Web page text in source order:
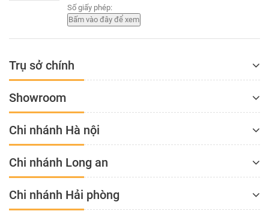
Số giấy phép:
Trụ sở chính
Showroom
Chi nhánh Hà nội
Chi nhánh Long an
Chi nhánh Hải phòng